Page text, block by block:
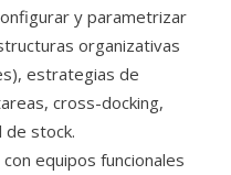
y parametrizar
organizativas
estrategias de
cross-docking,
de stock.
equipos funcionales